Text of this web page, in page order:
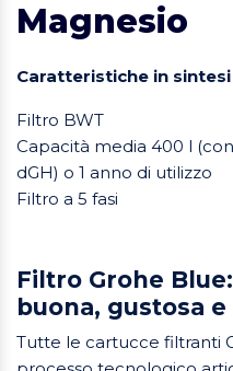
Magnesio
Caratteristiche in sintesi
Filtro BWT
Capacità media 400 l
dGH) o 1 anno di utilizzo
Filtro a 5 fasi
Filtro Grohe
buona, gustosa
Tutte le cartucce filtranti